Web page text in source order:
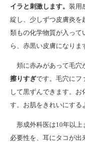
イラと刺激します。 装用
綻し、少しずつ皮膚炎を
類もの化学物質が入って
ら、赤黒い皮膚になりま
頬に赤みがあって毛穴
擦りすぎです。毛穴にフ
して黒ずんできます。
す。お肌をきれいにする
形成外科医は10年以上
必要性を、耳にタコが出